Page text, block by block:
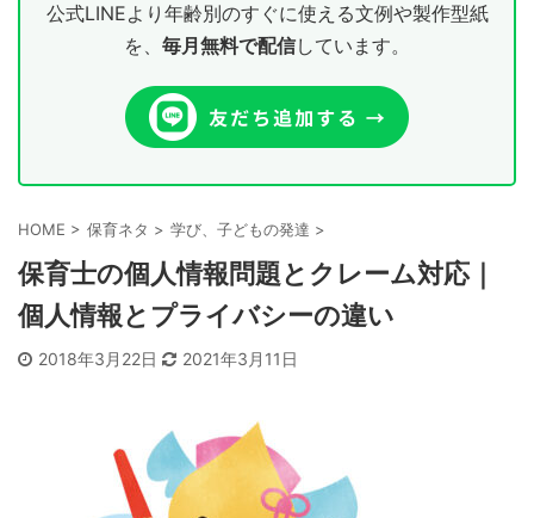
公式LINEより年齢別のすぐに使える文例や製作型紙
を、 毎月無料で配信しています。
HOME > 保育ネタ > 学び、子どもの発達 >
保育士の個人情報問題とクレーム対応｜
個人情報とプライバシーの違い
2018年3月22日 2021年3月11日